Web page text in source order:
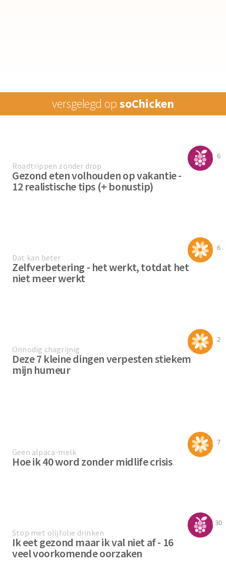
versgelegd opsoChicken
6
Roadtrippen zonder drop
Gezond eten volhouden op vakantie -
12 realistische tips (+ bonustip)
6
Dat kan beter
Zelfverbetering - het werkt, totdat het
niet meer werkt
2
Onnodig chagrijnig
Deze 7 kleine dingen verpesten stiekem
mijn humeur
7
Geen alpaca-melk
Hoe ik 40 word zonder midlife crisis
30
Stop met olijfolie drinken
Ik eet gezond maar ik val niet af - 16
veel voorkomende oorzaken